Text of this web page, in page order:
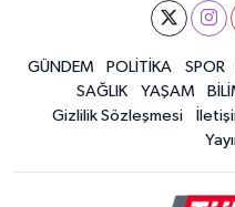
GÜNDEM POLİTİKA SPOR
SAĞLIK
YAŞAM
Gizlilik Sözleşmesi